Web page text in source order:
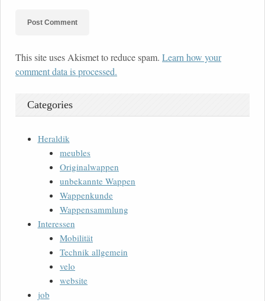
This site uses Akismet to reduce spam. Learn how your
comment data is processed.
Categories
Heraldik
meubles
Originalwappen
unbekannte Wappen
Wappenkunde
Wappensammlung
Interessen
Mobilität
Technik allgemein
velo
website
job